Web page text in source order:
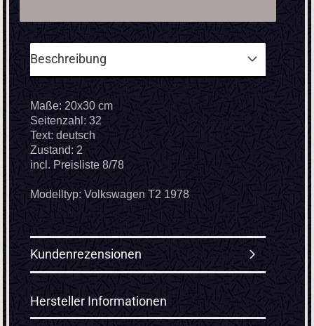
Beschreibung
Maße: 20x30 cm
Seitenzahl: 32
Text: deutsch
Zustand: 2
incl. Preisliste 8/78
Modelltyp: Volkswagen T2 1978
Kundenrezensionen
Hersteller Informationen